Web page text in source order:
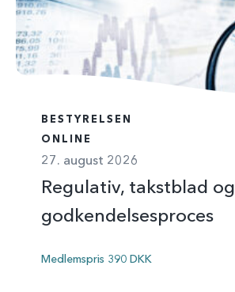
BESTYRELSEN
ONLINE
27. august 2026
Regulativ, takstblad og
godkendelsesproces
Medlemspris 390 DKK